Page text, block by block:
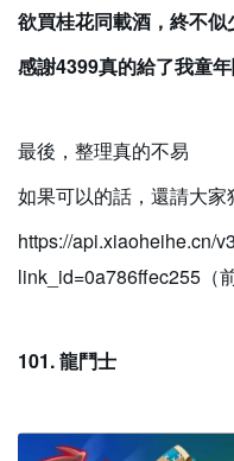
欲買桂花同載酒，終不似
感謝4399真的給了我童
最後，整理真的不易
如果可以的話，還請大
https://api.xiaoheihe.cn/
link_id=0a786ffec255（
101. 龍鬥士